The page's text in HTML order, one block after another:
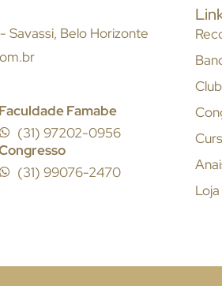
Savassi, Belo Horizonte
Faculdade Famabe
(31) 97202-0956
(31) 99076-2470
Loja